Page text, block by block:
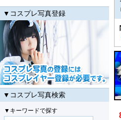
▼コスプレ写真登録
▼コスプレ写真検索
▼キーワードで探す